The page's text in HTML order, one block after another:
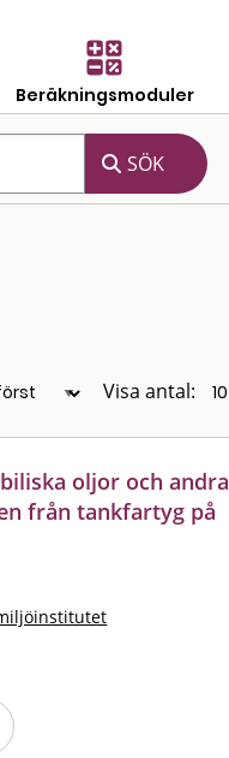
Beräkningsmoduler
Visa antal:
oljor och andra
från tankfartyg på